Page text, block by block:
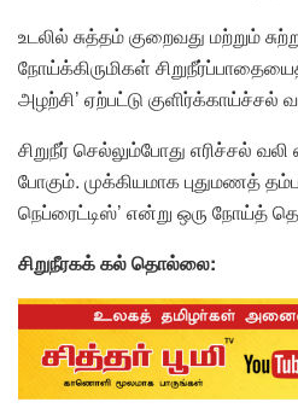
உடலில் சுத்தம் குறைவது மற்றும்
நோய்க்கிருமிகள்
அழற்சி’ ஏற்பட்டு குளிர்க்காய்ச்சல்
சிறுநீர் செல்லும்போது எரிச்சல்
போகும். முக்கியமாக புதுமணத்
நெப்ரைட்டிஸ்’ என்று ஒரு நோய்த்
சிறுநீரகக் கல் தொல்லை: